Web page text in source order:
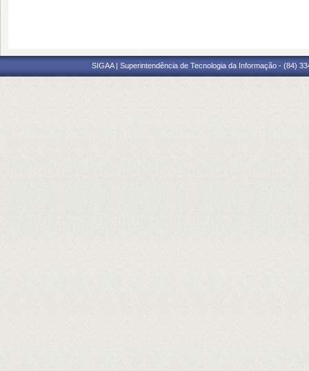
SIGAA | Superintendência de Tecnologia da Informação - (84)